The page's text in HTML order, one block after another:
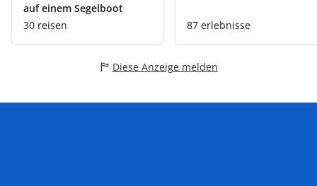
auf einem Segelboot
30 reisen
87 erlebnisse
Diese Anzeige melden